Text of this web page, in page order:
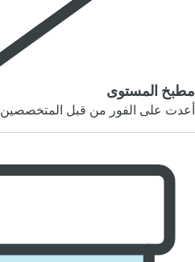
مطبخ المستوى
أعدت على الفور من قبل المتخصصين